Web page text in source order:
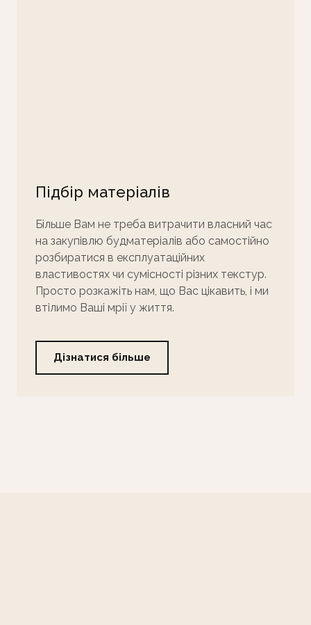
Підбір матеріалів
Більше Вам не треба витрачити власний час
на закупівлю будматеріалів або самостійно
розбиратися в експлуатаційних
властивостях чи сумісності різних текстур.
Просто розкажіть нам, що Вас цікавить, і ми
втілимо Ваші мрії у життя.
Дізнатися більше